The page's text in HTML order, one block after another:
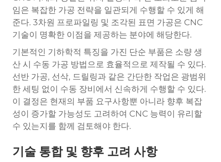
임은 복잡한 가공 전략을 일관되게 수행할 수 있게 해
준다. 3차원 프로파일링 및 조각된 표면 가공은 CNC
기술이 명확한 이점을 제공하는 분야에 해당한다.
기본적인 기하학적 특징을 가진 단순 부품은 소량 생
산 시 수동 가공 방법으로 효율적으로 제작될 수 있다.
선반 가공, 선삭, 드릴링과 같은 간단한 작업은 광범위
한 세팅 없이 수동 장비에서 신속하게 수행할 수 있다.
이 결정은 현재의 부품 요구사항뿐 아니라 향후 복잡
성이 증가할 가능성도 고려하여 CNC 능력이 유리할
수 있는지를 함께 검토해야 한다.
기술 통합 및 향후 고려 사항